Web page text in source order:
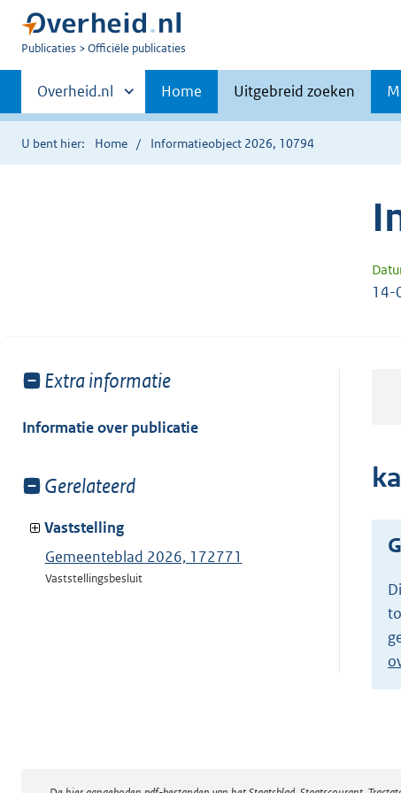
U
Publicaties Officiële publicaties
Primaire
navigatie
Andere
sites
binnen
Overheid.nl Home Uitgebreid zoeken
U bent hier: Home Informatieobject 2026, 10794
14-
Toon
van:
Extra informatie
Informatie over publicatie
Toon
van:
Gerelateerd
Vaststelling
Gemeenteblad 2026, 172771
Vaststellingsbesluit